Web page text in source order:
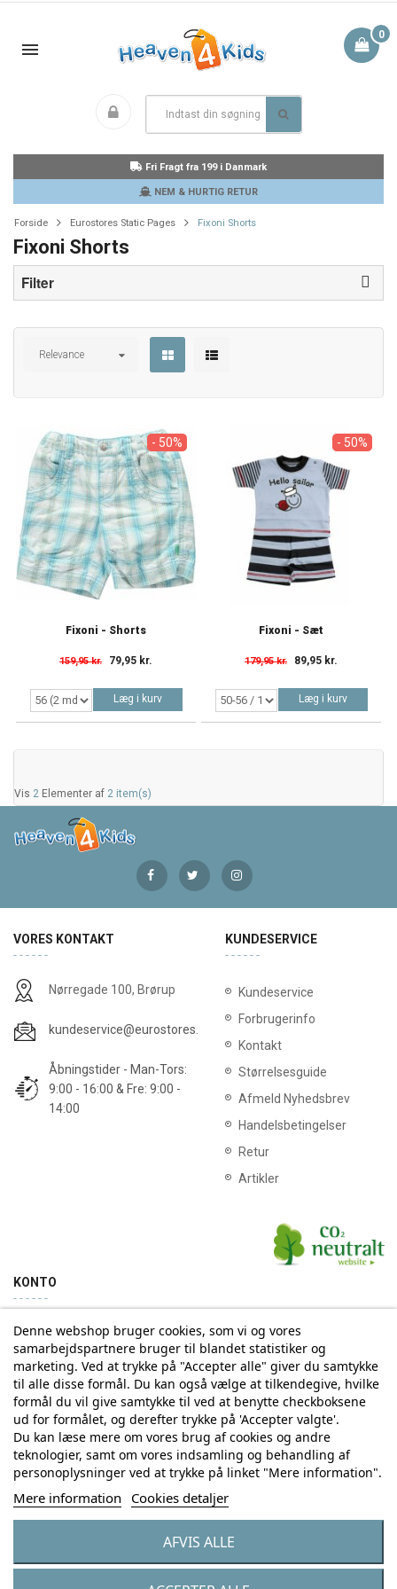
0
Fri Fragt fra 199 i Danmark
NEM & HURTIG RETUR
Forside Eurostores Static Pages Fixoni Shorts
Fixoni Shorts
Filter
Relevance
- 50%
Fixoni - Shorts
159,95 kr. 79,95 kr.
Læg i kurv
- 50%
Fixoni - Sæt
179,95 kr. 89,95 kr.
Læg i kurv
Vis 2 Elementer af 2 item(s)
VORES KONTAKT
Nørregade 100, Brørup
kundeservice@eurostores.dk
Åbningstider - Man-Tors:
9:00 - 16:00 & Fre: 9:00 -
14:00
KUNDESERVICE
Kundeservice
Forbrugerinfo
Kontakt
Størrelsesguide
Afmeld Nyhedsbrev
Handelsbetingelser
Retur
Artikler
KONTO
Min konto Ordrehistorik
Tilmelding til Nyhedsbrev
Vi deler aldrig din email-adresse med tredjepart
Tilmeld
Denne webshop bruger cookies, som vi og vores
samarbejdspartnere bruger til blandet statistiker og
marketing. Ved at trykke på "Accepter alle" giver du samtykke
til alle disse formål. Du kan også vælge at tilkendegive, hvilke
formål du vil give samtykke til ved at benytte checkboksene
ud for formålet, og derefter trykke på 'Accepter valgte'.
Du kan læse mere om vores brug af cookies og andre
teknologier, samt om vores indsamling og behandling af
personoplysninger ved at trykke på linket "Mere information".
Mere information Cookies detaljer
AFVIS ALLE